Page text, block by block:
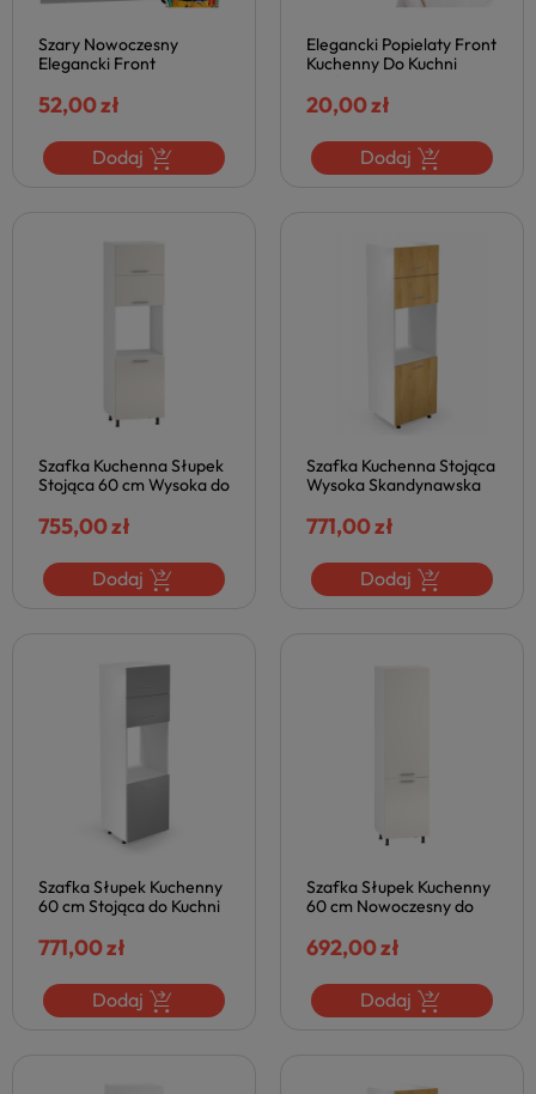
Szary Nowoczesny
Elegancki Front
50x36 cm Do Kuchni
Szafki Kuchennej Popiel
VENTO
52,00 zł
Dodaj
Elegancki Popielaty Front
Kuchenny Do Kuchni
60/82 Nowoczesny Szary
Połysk VENTO
20,00 zł
Dodaj
Szafka Kuchenna Słupek
Stojąca 60 cm Wysoka do
Połysk Halmar
755,00 zł
Dodaj
Szafka Kuchenna Stojąca
Wysoka Skandynawska
VENTO Dąb Miodowy
Halmar
771,00 zł
Dodaj
Szafka Słupek Kuchenny
60 cm Stojąca do Kuchni
Szara Popielata Połysk
Halmar
771,00 zł
Dodaj
Szafka Słupek Kuchenny
60 cm Nowoczesny do
Beżowy Połysk Halmar
692,00 zł
Dodaj